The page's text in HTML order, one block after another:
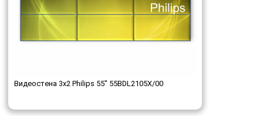
Видеостена 3x2 Philips 55" 55BDL2105X/00